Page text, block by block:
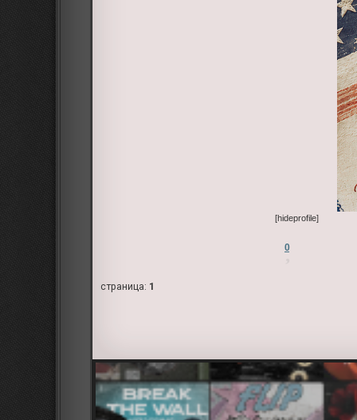
[hideprofile]
0
страница: 1